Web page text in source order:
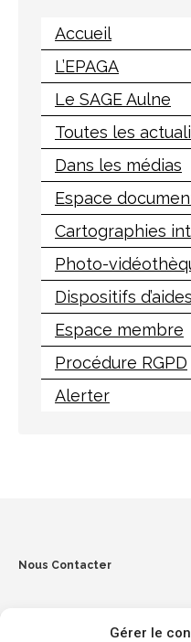
Gérer le
Accueil
L’EPAGA
Le SAGE Aulne
Toutes les
Dans les médias
Espace
Cartographies
Photo-
Dispositifs
Espace membre
Procédure RGPD
Alerter
Nous Contacter